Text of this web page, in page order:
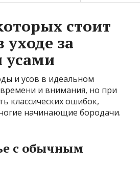
стоит
уходе за
усами
и усов в идеальном
времени и внимания, но при
классических ошибок,
начинающие бородачи.
с обычным